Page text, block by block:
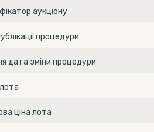
аукціону
процедури
дата зміни процедури
ціна лота